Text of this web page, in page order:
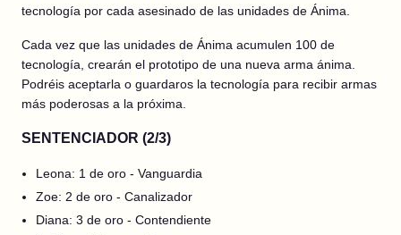
tecnología por cada asesinado de las unidades de Ánima.
Cada vez que las unidades de Ánima acumulen 100 de
tecnología, crearán el prototipo de una nueva arma ánima.
Podréis aceptarla o guardaros la tecnología para recibir armas
más poderosas a la próxima.
SENTENCIADOR (2/3)
Leona: 1 de oro - Vanguardia
Zoe: 2 de oro - Canalizador
Diana: 3 de oro - Contendiente